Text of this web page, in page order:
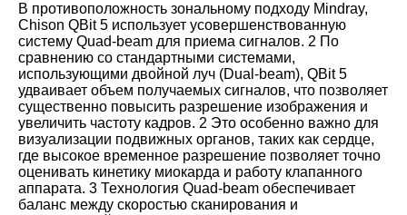
В противоположность зональному подходу Mindray,
Chison QBit 5 использует усовершенствованную
систему Quad-beam для приема сигналов. 2 По
сравнению со стандартными системами,
использующими двойной луч (Dual-beam), QBit 5
удваивает объем получаемых сигналов, что позволяет
существенно повысить разрешение изображения и
увеличить частоту кадров. 2 Это особенно важно для
визуализации подвижных органов, таких как сердце,
где высокое временное разрешение позволяет точно
оценивать кинетику миокарда и работу клапанного
аппарата. 3 Технология Quad-beam обеспечивает
баланс между скоростью сканирования и